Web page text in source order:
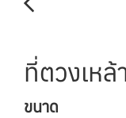
ที่ตวงเห
ขนาด